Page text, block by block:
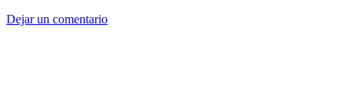
Dejar un comentario